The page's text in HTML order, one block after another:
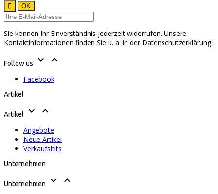
Sie können Ihr Einverständnis jederzeit widerrufen. Unsere
Kontaktinformationen finden Sie u. a. in der Datenschutzerklärung.
Follow us  
Facebook
Artikel
Artikel  
Angebote
Neue Artikel
Verkaufshits
Unternehmen
Unternehmen  